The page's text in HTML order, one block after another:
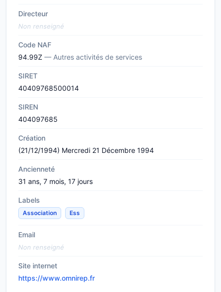
Directeur
Non renseigné
Code NAF
94.99Z — Autres activités de services
SIRET
40409768500014
SIREN
404097685
Création
(21/12/1994) Mercredi 21 Décembre 1994
Ancienneté
31 ans, 7 mois, 17 jours
Labels
Association Ess
Email
Non renseigné
Site internet
https://www.omnirep.fr